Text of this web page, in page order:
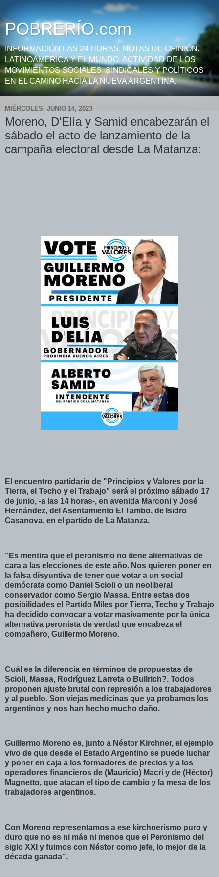
POBRERÍO.com
INFORMACIÓN LAS 24 HORAS. NOTAS DE OPINIÓN.
LATINOAMÉRICA Y EL MUNDO. ACTIVIDAD DE LOS
MOVIMIENTOS SOCIALES, SINDICALES Y POLÍTICOS
EN EL CAMINO HACIA LA NUEVA ARGENTINA.
MIÉRCOLES, JUNIO 14, 2023
Moreno, D'Elía y Samid encabezarán el
sábado el acto de lanzamiento de la
campaña electoral desde La Matanza:
El encuentro partidario de "Principios y Valores por la
Tierra, el Techo y el Trabajo" será el próximo sábado 17
de junio, -a las 14 horas-, en avenida Marconi y José
Hernández, del Asentamiento El Tambo, de Isidro
Casanova, en el partido de La Matanza.
"Es mentira que el peronismo no tiene alternativas de
cara a las elecciones de este año. Nos quieren poner en
la falsa disyuntiva de tener que votar a un social
demócrata como Daniel Scioli o un neoliberal
conservador como Sergio Massa. Entre estas dos
posibilidades el Partido Miles por Tierra, Techo y Trabajo
ha decidido convocar a votar masivamente por la única
alternativa peronista de verdad que encabeza el
compañero, Guillermo Moreno.
Cuál es la diferencia en términos de propuestas de
Scioli, Massa, Rodríguez Larreta o Bullrich?. Todos
proponen ajuste brutal con represión a los trabajadores
y al pueblo. Son viejas medicinas que ya probamos los
argentinos y nos han hecho mucho daño.
Guillermo Moreno es, junto a Néstor Kirchner, el ejemplo
vivo de que desde el Estado Argentino se puede luchar
y poner en caja a los formadores de precios y a los
operadores financieros de (Mauricio) Macri y de (Héctor)
Magnetto, que atacan el tipo de cambio y la mesa de los
trabajadores argentinos.
Con Moreno representamos a ese kirchnerismo puro y
duro que no es ni más ni menos que el Peronismo del
siglo XXI y fuimos con Néstor como jefe, lo mejor de la
década ganada".